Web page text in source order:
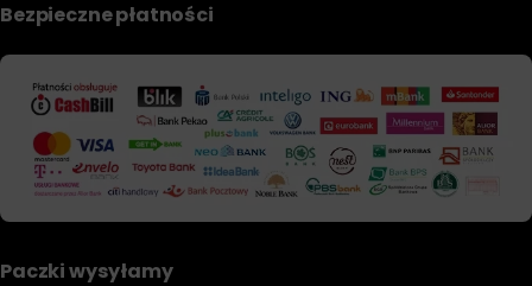
Bezpieczne płatności
Paczki wysyłamy